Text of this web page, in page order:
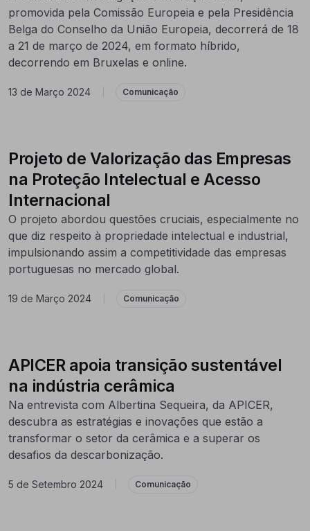
promovida pela Comissão Europeia e pela Presidência
Belga do Conselho da União Europeia, decorrerá de 18
a 21 de março de 2024, em formato híbrido,
decorrendo em Bruxelas e online.
13 de Março 2024 Comunicação
Projeto de Valorização das Empresas
na Proteção Intelectual e Acesso
Internacional
O projeto abordou questões cruciais, especialmente no
que diz respeito à propriedade intelectual e industrial,
impulsionando assim a competitividade das empresas
portuguesas no mercado global.
19 de Março 2024 Comunicação
APICER apoia transição sustentável
na indústria cerâmica
Na entrevista com Albertina Sequeira, da APICER,
descubra as estratégias e inovações que estão a
transformar o setor da cerâmica e a superar os
desafios da descarbonização.
5 de Setembro 2024 Comunicação